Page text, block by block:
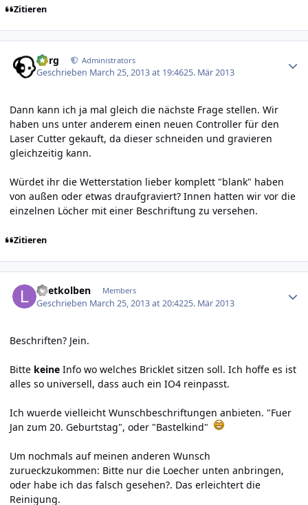
Zitieren
borg Administrators
Geschrieben March 25, 2013 at 19:4625. Mär 2013
Dann kann ich ja mal gleich die nächste Frage stellen. Wir
haben uns unter anderem einen neuen Controller für den
Laser Cutter gekauft, da dieser schneiden und gravieren
gleichzeitig kann.
Würdet ihr die Wetterstation lieber komplett "blank" haben
von außen oder etwas draufgraviert? Innen hatten wir vor die
einzelnen Löcher mit einer Beschriftung zu versehen.
Zitieren
Loetkolben Members
Geschrieben March 25, 2013 at 20:4225. Mär 2013
Beschriften? Jein.
Bitte keine Info wo welches Bricklet sitzen soll. Ich hoffe es ist
alles so universell, dass auch ein IO4 reinpasst.
Ich wuerde vielleicht Wunschbeschriftungen anbieten. "Fuer
Jan zum 20. Geburtstag", oder "Bastelkind"
Um nochmals auf meinen anderen Wunsch
zurueckzukommen: Bitte nur die Loecher unten anbringen,
oder habe ich das falsch gesehen?. Das erleichtert die
Reinigung.